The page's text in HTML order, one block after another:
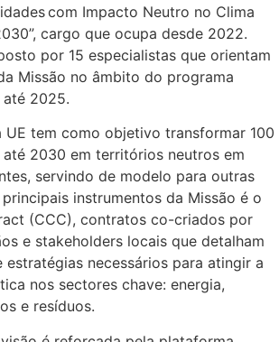
com Impacto Neutro no Clima
cargo que ocupa desde 2022.
por 15 especialistas que orientam
Missão no âmbito do programa
2025.
UE tem como objetivo transformar 100
2030 em territórios neutros em
servindo de modelo para outras
instrumentos da Missão é o
(CCC), contratos co-criados por
e stakeholders locais que detalham
estratégias necessários para atingir a
nos sectores chave: energia,
e resíduos.